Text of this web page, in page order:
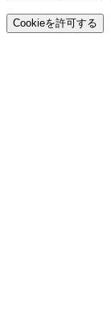
Cookieを許可する